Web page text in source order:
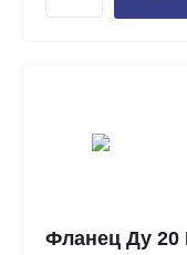
Фланец Ду 20